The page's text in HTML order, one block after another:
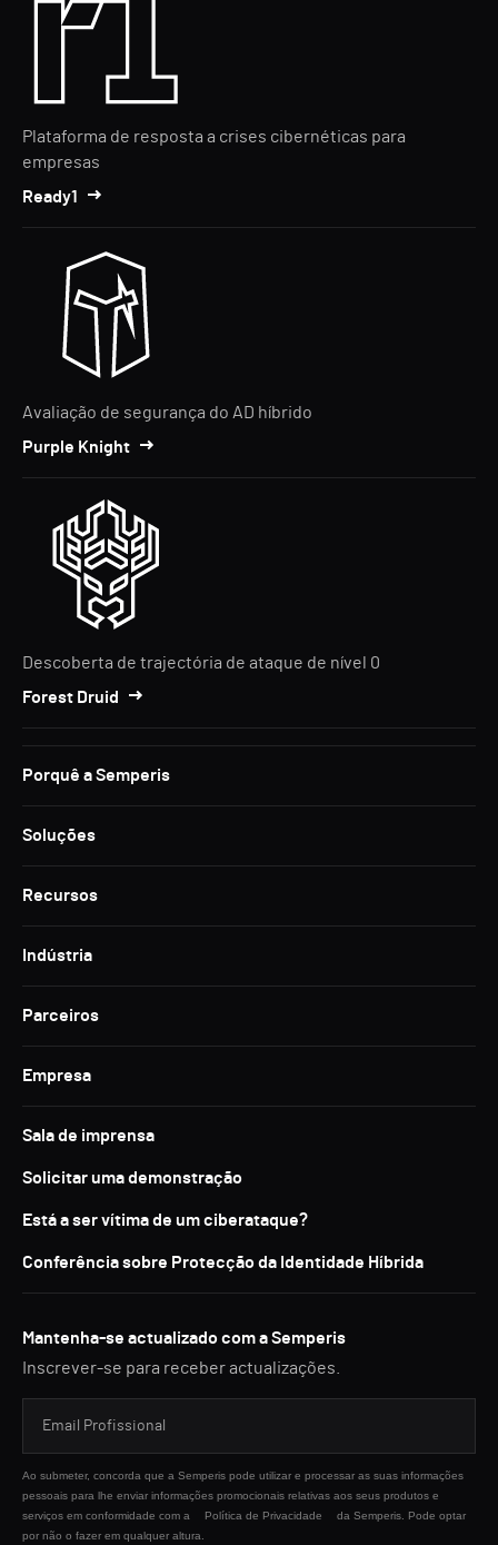
Plataforma de resposta a crises cibernéticas para
empresas
Ready1
Avaliação de segurança do AD híbrido
Purple Knight
Descoberta de trajectória de ataque de nível 0
Forest Druid
Porquê a Semperis
Soluções
Recursos
Indústria
Parceiros
Empresa
Sala de imprensa
Solicitar uma demonstração
Está a ser vítima de um ciberataque?
Conferência sobre Protecção da Identidade Híbrida
Mantenha-se actualizado com a Semperis
Inscrever-se para receber actualizações.
Ao submeter, concorda que a Semperis pode utilizar e processar as suas informações
pessoais para lhe enviar informações promocionais relativas aos seus produtos e
serviços em conformidade com a
Política de Privacidade
da Semperis. Pode optar
por não o fazer em qualquer altura.